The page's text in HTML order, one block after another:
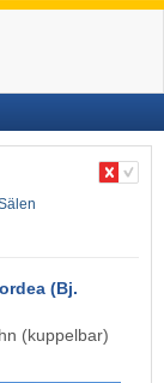
(Bj.
(kuppelbar)